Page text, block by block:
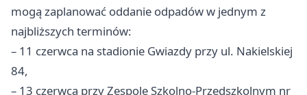
mogą zaplanować oddanie odpadów w jednym z
najbliższych terminów:
– 11 czerwca na stadionie Gwiazdy przy ul. Nakielskiej
84,
– 13 czerwca przy Zespole Szkolno-Przedszkolnym nr